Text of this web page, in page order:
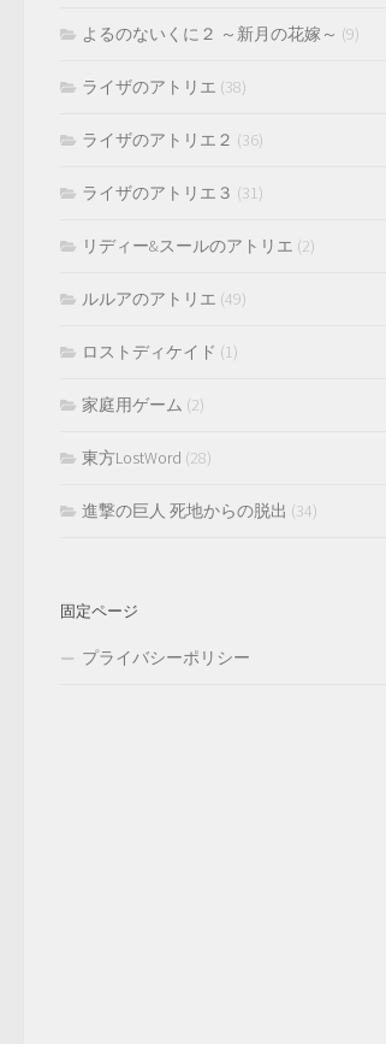
よるのないくに２ ～新月の花嫁～ (9)
ライザのアトリエ (38)
ライザのアトリエ２ (36)
ライザのアトリエ３ (31)
リディー&スールのアトリエ (2)
ルルアのアトリエ (49)
ロストディケイド (1)
家庭用ゲーム (2)
東方LostWord (28)
進撃の巨人 死地からの脱出 (34)
固定ページ
プライバシーポリシー